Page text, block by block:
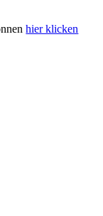
hier klicken